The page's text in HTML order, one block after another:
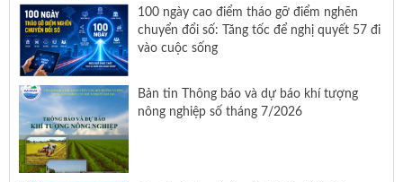
100 ngày cao điểm tháo gỡ điểm nghẽn
chuyển đổi số: Tăng tốc để nghị quyết 57 đi
vào cuộc sống
Bản tin Thông báo và dự báo khí tượng
nông nghiệp số tháng 7/2026